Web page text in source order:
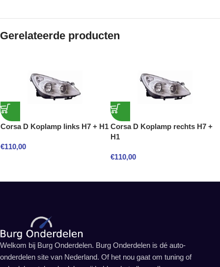
Gerelateerde producten
Corsa D Koplamp links H7 + H1
€110,00
Corsa D Koplamp rechts H7 +
H1
€110,00
Welkom bij Burg Onderdelen. Burg Onderdelen is dé auto-
onderdelen site van Nederland. Of het nou gaat om tuning of